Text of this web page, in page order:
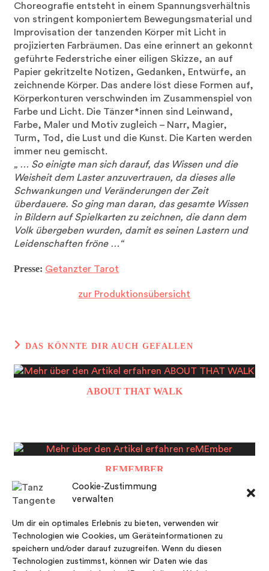
Cookie-Zustimmung
verwalten
Um dir ein optimales Erlebnis zu bieten, verwenden wir
Technologien wie Cookies, um Geräteinformationen zu
speichern und/oder darauf zuzugreifen. Wenn du diesen
Technologien zustimmst, können wir Daten wie das
Choreografie entsteht in einem Spannungsverhältnis
von stringent komponiertem Bewegungsmaterial und
Improvisation der tanzenden Körper mit Licht in
projizierten Farbräumen. Das eine erinnert an gekonnt
geführte Federstriche einer eiligen Skizze, an auf
Papier gekritzelte Notizen, Gedanken, Entwürfe, an
zeichnende Körper. Das andere löst diese Formen auf,
Körperkonturen verschwinden im Zusammenspiel von
Farbe und Licht. Die Tänzer*innen sind Leinwand,
Farbe, Maler und Motiv zugleich – Narr, Magier,
Turm, Tod, die Lust und die Kunst. Die Karten werden
immer neu gemischt.
„ … So einigte man sich darauf, das Wissen und die
Weisheit dem Laster anzuvertrauen, da dieses alle
Schwankungen und Veränderungen der Zeit
überdauere. So ging man daran, das gesamte Wissen
in Bildern auf Spielkarten zu zeichnen, die dann dem
Volk übergeben wurden, damit es seinen Lastern und
Leidenschaften fröne …“
Presse: Getanzter Tarot
zur Produktionsübersicht
DAS KÖNNTE DIR AUCH GEFALLEN
ABOUT THAT WALK
REMEMBER
SKY IS THE LIMIT – FESTIVAL